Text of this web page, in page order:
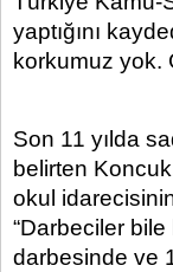
yaptığını
korkumuz yok.
Son 11 yılda
belirten
okul
“Darbeciler
darbesinde ve